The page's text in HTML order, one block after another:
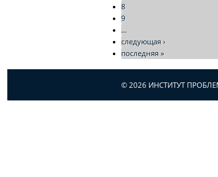
8
9
…
следующая ›
последняя »
© 2026 ИНСТИТУТ